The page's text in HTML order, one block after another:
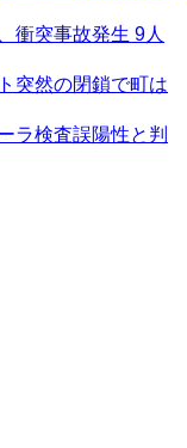
衝突事故発生 9人
突然の閉鎖で町は
ラ検査誤陽性と判